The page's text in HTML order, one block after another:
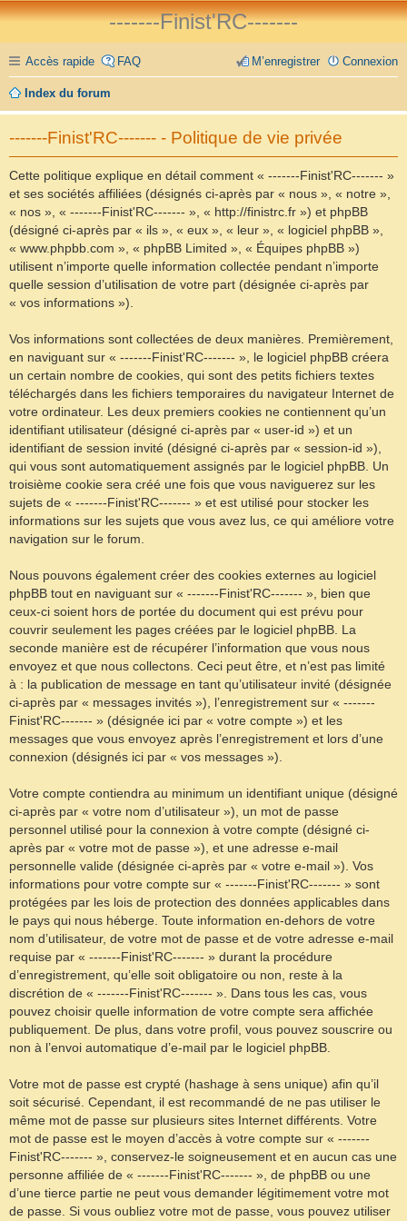
-------Finist'RC-------
Accès rapide FAQ Connexion
M’enregistrer
Index du forum
-------Finist'RC------- - Politique de vie privée
Cette politique explique en détail comment « -------Finist'RC------- »
et ses sociétés affiliées (désignés ci-après par « nous », « notre »,
« nos », « -------Finist'RC------- », « http://finistrc.fr ») et phpBB
(désigné ci-après par « ils », « eux », « leur », « logiciel phpBB »,
« www.phpbb.com », « phpBB Limited », « Équipes phpBB »)
utilisent n’importe quelle information collectée pendant n’importe
quelle session d’utilisation de votre part (désignée ci-après par
« vos informations »).
Vos informations sont collectées de deux manières. Premièrement,
en naviguant sur « -------Finist'RC------- », le logiciel phpBB créera
un certain nombre de cookies, qui sont des petits fichiers textes
téléchargés dans les fichiers temporaires du navigateur Internet de
votre ordinateur. Les deux premiers cookies ne contiennent qu’un
identifiant utilisateur (désigné ci-après par « user-id ») et un
identifiant de session invité (désigné ci-après par « session-id »),
qui vous sont automatiquement assignés par le logiciel phpBB. Un
troisième cookie sera créé une fois que vous naviguerez sur les
sujets de « -------Finist'RC------- » et est utilisé pour stocker les
informations sur les sujets que vous avez lus, ce qui améliore votre
navigation sur le forum.
Nous pouvons également créer des cookies externes au logiciel
phpBB tout en naviguant sur « -------Finist'RC------- », bien que
ceux-ci soient hors de portée du document qui est prévu pour
couvrir seulement les pages créées par le logiciel phpBB. La
seconde manière est de récupérer l’information que vous nous
envoyez et que nous collectons. Ceci peut être, et n’est pas limité
à : la publication de message en tant qu’utilisateur invité (désignée
ci-après par « messages invités »), l’enregistrement sur « -------
Finist'RC------- » (désignée ici par « votre compte ») et les
messages que vous envoyez après l’enregistrement et lors d’une
connexion (désignés ici par « vos messages »).
Votre compte contiendra au minimum un identifiant unique (désigné
ci-après par « votre nom d’utilisateur »), un mot de passe
personnel utilisé pour la connexion à votre compte (désigné ci-
après par « votre mot de passe »), et une adresse e-mail
personnelle valide (désignée ci-après par « votre e-mail »). Vos
informations pour votre compte sur « -------Finist'RC------- » sont
protégées par les lois de protection des données applicables dans
le pays qui nous héberge. Toute information en-dehors de votre
nom d’utilisateur, de votre mot de passe et de votre adresse e-mail
requise par « -------Finist'RC------- » durant la procédure
d’enregistrement, qu’elle soit obligatoire ou non, reste à la
discrétion de « -------Finist'RC------- ». Dans tous les cas, vous
pouvez choisir quelle information de votre compte sera affichée
publiquement. De plus, dans votre profil, vous pouvez souscrire ou
non à l’envoi automatique d’e-mail par le logiciel phpBB.
Votre mot de passe est crypté (hashage à sens unique) afin qu’il
soit sécurisé. Cependant, il est recommandé de ne pas utiliser le
même mot de passe sur plusieurs sites Internet différents. Votre
mot de passe est le moyen d’accès à votre compte sur « -------
Finist'RC------- », conservez-le soigneusement et en aucun cas une
personne affiliée de « -------Finist'RC------- », de phpBB ou une
d’une tierce partie ne peut vous demander légitimement votre mot
de passe. Si vous oubliez votre mot de passe, vous pouvez utiliser